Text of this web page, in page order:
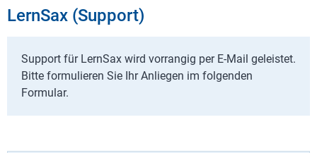
LernSax (Support)
Support für LernSax wird vorrangig per E-Mail geleistet.
Bitte formulieren Sie Ihr Anliegen im folgenden
Formular.